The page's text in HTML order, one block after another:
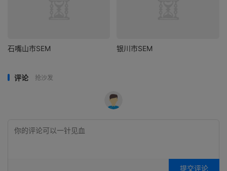
石嘴山市SEM 银川市SEM
评论 抢沙发
提交评论